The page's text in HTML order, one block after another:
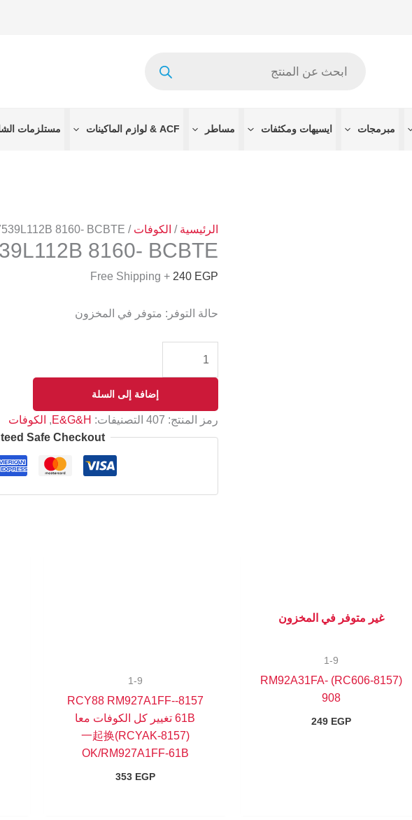
مبرمجات ايسيهات ومكثفات مساطر ACF & لوازم الماكينات مستلزمات
الرئيسية / الكوفات /
8160- BCBTE
8160- BCBTE
240 EGP
+ Free Shipping
حالة التوفر: متوفر في المخزون
إضافة إلى السلة
رمز المنتج: 407 التصنيفات: E&G&H
, الكوفات
Safe Checkout
غير متوفر في المخزون
1-9
(8157-RC606) RM92A31FA-
908
249 EGP
1-9
8157-RCY88 RM927A1FF-
61B تغيير كل الكوفات معا
(RCYAK-8157)一起换
OK/RM927A1FF-61B
353 EGP